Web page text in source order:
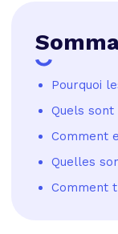
Pourquoi
Quels
Comment
Quelles
Comment